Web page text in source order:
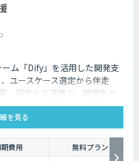
ム「Dify」を活用した開発支
ユースケース選定から伴走
。研修との連携で、開発後の
す。
を見る
費用
無料プラン